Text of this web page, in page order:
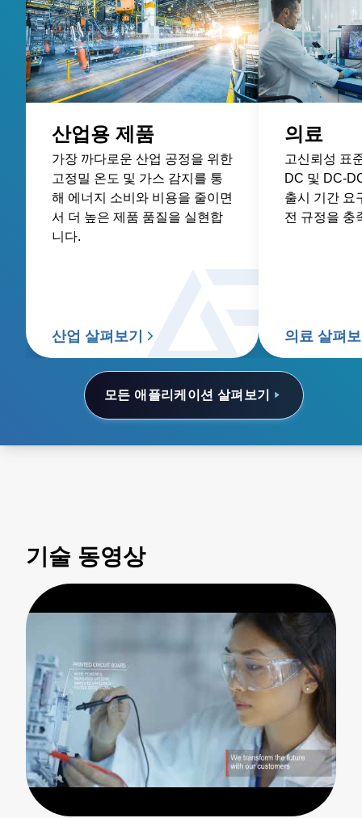
모든 애플리케이션 살펴보기
산업용 제품
가장 까다로운 산업 공정을 위한
고정밀 온도 및 가스 감지를 통
해 에너지 소비와 비용을 줄이면
서 더 높은 제품 품질을 실현합
니다.
산업 살펴보기
의료
고신뢰성 표
DC 및 DC-
출시 기간 요
전 규정을 충
의료 살펴
기술 동영상